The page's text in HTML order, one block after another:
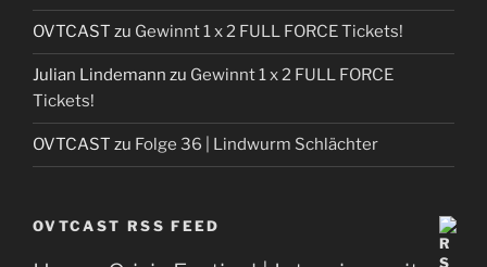
OVTCAST zu Gewinnt 1 x 2 FULL FORCE Tickets!
Julian Lindemann zu Gewinnt 1 x 2 FULL FORCE
Tickets!
OVTCAST zu Folge 36 | Lindwurm Schlächter
OVTCAST RSS FEED